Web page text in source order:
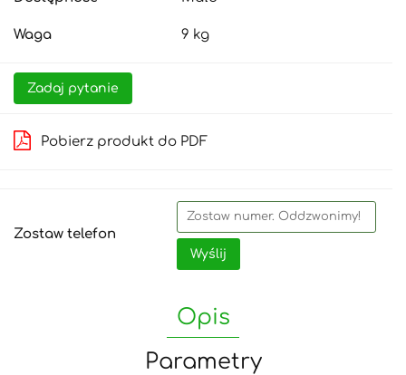
Waga 9 kg
Zadaj pytanie
Pobierz produkt do PDF
Zostaw telefon
Wyślij
Opis
Parametry